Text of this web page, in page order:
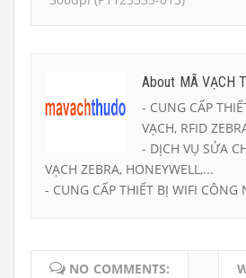
About MÃ VẠCH
- CUNG CẤP
VẠCH, RFID
- DỊCH VỤ SỬA
VẠCH ZEBRA, HONEYWELL,...
- CUNG CẤP THIẾT BỊ WIFI CÔNG
NO COMMENTS: